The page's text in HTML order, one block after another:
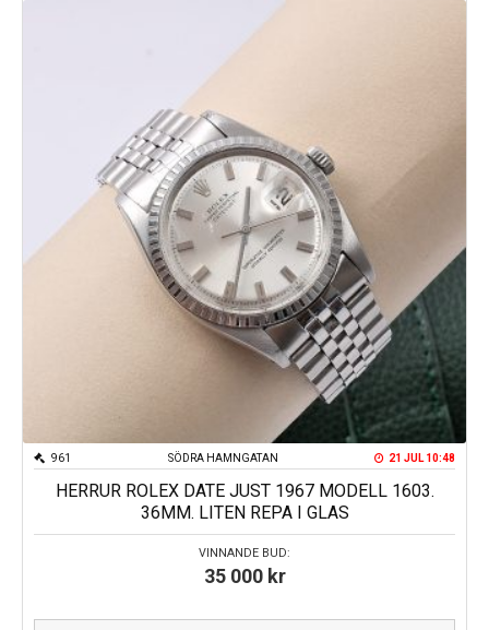
Kungsportsplatsen
Södra Hamngatan
SÖDRA HAMNGATAN
961 21 JUL 10:48
HERRUR ROLEX DATE JUST 1967 MODELL 1603.
36MM. LITEN REPA I GLAS
VINNANDE BUD:
35 000 kr